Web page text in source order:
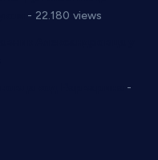
- 22.180 views
-